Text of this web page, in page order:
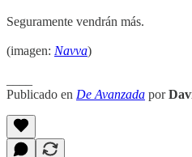
Seguramente vendrán más.
(imagen: Navva)
Publicado en De Avanzada por